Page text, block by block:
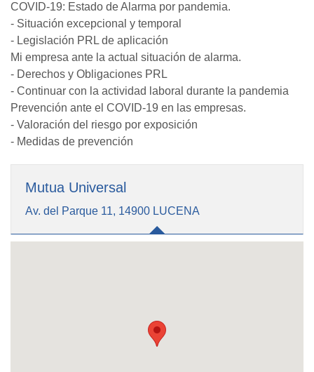
COVID-19: Estado de Alarma por pandemia.
- Situación excepcional y temporal
- Legislación PRL de aplicación
Mi empresa ante la actual situación de alarma.
- Derechos y Obligaciones PRL
- Continuar con la actividad laboral durante la pandemia
Prevención ante el COVID-19 en las empresas.
- Valoración del riesgo por exposición
- Medidas de prevención
Mutua Universal
Av. del Parque 11, 14900 LUCENA